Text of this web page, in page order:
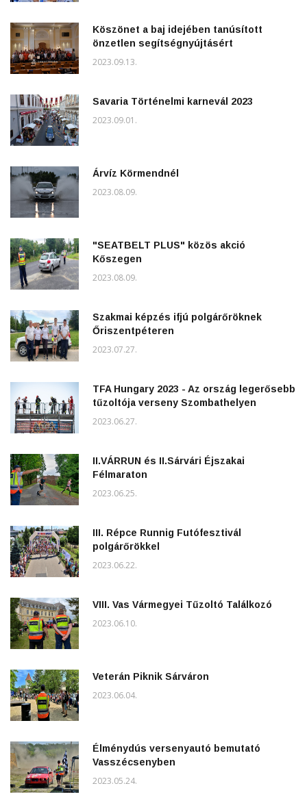
Köszönet a baj idejében tanúsított
önzetlen segítségnyújtásért
2023.09.13.
Savaria Történelmi karnevál 2023
2023.09.01.
Árvíz Körmendnél
2023.08.09.
"SEATBELT PLUS" közös akció
Kőszegen
2023.08.09.
Szakmai képzés ifjú polgárőröknek
Őriszentpéteren
2023.07.27.
TFA Hungary 2023 - Az ország legerősebb
tűzoltója verseny Szombathelyen
2023.06.27.
II.VÁRRUN és II.Sárvári Éjszakai
Félmaraton
2023.06.25.
III. Répce Runnig Futófesztivál
polgárőrökkel
2023.06.22.
VIII. Vas Vármegyei Tűzoltó Találkozó
2023.06.10.
Veterán Piknik Sárváron
2023.06.04.
Élménydús versenyautó bemutató
Vasszécsenyben
2023.05.24.